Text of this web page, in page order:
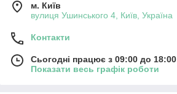
м. Київ
вулиця Ушинського 4, Київ, Україна
Контакти
Сьогодні працює з 09:00 до 18:00
Показати весь графік роботи